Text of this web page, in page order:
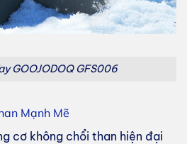
GOOJODOQ GFS006
Mạnh Mẽ
cơ không chổi than hiện đại